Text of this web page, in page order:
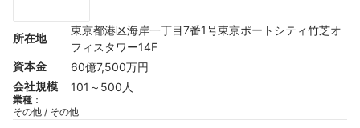
所在地
東京都港区海岸一丁目7番1号東京ポートシティ竹芝オ
フィスタワー14F
資本金
60億7,500万円
会社規模
101～500人
業種 ：
その他 / その他